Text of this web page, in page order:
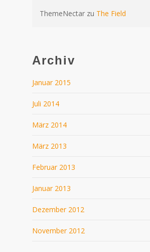
ThemeNectar zu The Field
Archiv
Januar 2015
Juli 2014
März 2014
März 2013
Februar 2013
Januar 2013
Dezember 2012
November 2012